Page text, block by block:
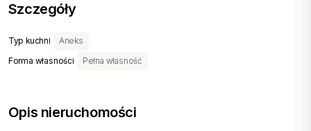
Szczegóły
Typ kuchni Aneks
Forma własności Pełna własność
Opis nieruchomości